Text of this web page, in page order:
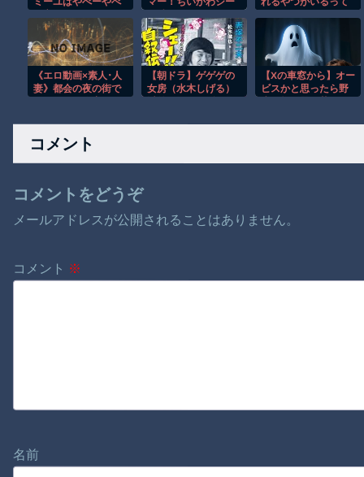
のジュドー含むシャ
ングリラチルドレン
って更にやべーよ
ね？
母親の心をざわつか
せてしまうｗｗｗｗ
《エロ動画×素人･人
妻》都会の夜の街で
リで土下座してヤラ
セてと頼み込んだ快
楽セックスｗ
【朝ドラ】ゲゲゲの
女房（水木しげる）
と誰だろうね
【Xの車窓から】オー
ビスかと思ったら野
コメント
コメントをどうぞ
メールアドレスが公開されることはありません。
コメント ※
名前